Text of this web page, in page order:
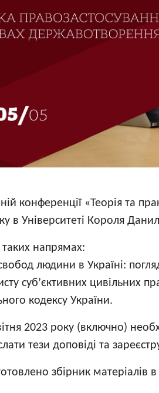
конференції «Теорія та
в Університеті Короля
таких напрямах:
людини в Україні:
суб’єктивних цивільних
кодексу України.
2023 року (включно)
тези доповіді та
збірник матеріалів